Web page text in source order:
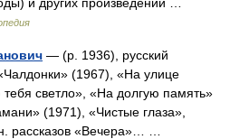
— (р. 1936), русский
(1967), «На улице
светло», «На долгую память»
(1971), «Чистые глаза»,
рассказов «Вечера»… …